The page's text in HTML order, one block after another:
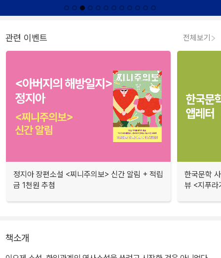
관련 이벤트 전체보기
정지아 장편소설 <찌니주의보> 신간 알림 + 적립
금 1천원 추첨
한국문학
뷰 <지푸라
책소개